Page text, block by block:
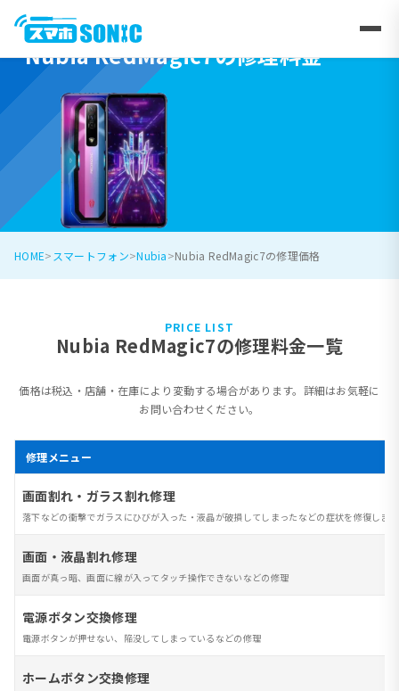
Nubia RedMagic7の修理料金
HOME スマートフォン Nubia Nubia RedMagic7の修理価格
PRICE LIST
Nubia RedMagic7の修理料金一覧
価格は税込・店舗・在庫により変動する場合があります。詳細はお気軽に
お問い合わせください。
修理メニュー
画面割れ・ガラス割れ修理
落下などの衝撃でガラスにひびが入った・液晶が破損してしまったなどの症状を修復しま
画面・液晶割れ修理
画面が真っ暗、画面に線が入ってタッチ操作できないなどの修理
電源ボタン交換修理
電源ボタンが押せない、陥没してしまっているなどの修理
ホームボタン交換修理